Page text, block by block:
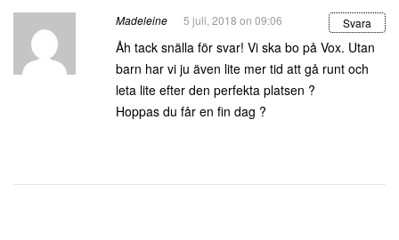
Madeleine 5 juli, 2018 on 09:06 Svara
Åh tack snälla för svar! Vi ska bo på Vox. Utan
barn har vi ju även lite mer tid att gå runt och
leta lite efter den perfekta platsen ?
Hoppas du får en fin dag ?